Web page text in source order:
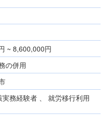
~ 8,600,000円
の併用
務経験者 、 就労移行利用